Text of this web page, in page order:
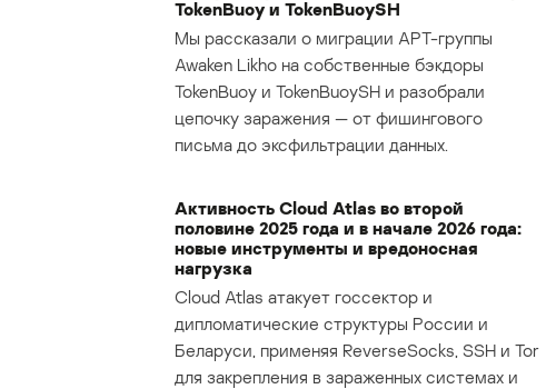
TokenBuoy и TokenBuoySH
Мы рассказали о миграции APT-группы
Awaken Likho на собственные бэкдоры
TokenBuoy и TokenBuoySH и разобрали
цепочку заражения — от фишингового
письма до эксфильтрации данных.
Активность Cloud Atlas во второй
половине 2025 года и в начале 2026 года:
новые инструменты и вредоносная
нагрузка
Cloud Atlas атакует госсектор и
дипломатические структуры России и
Беларуси, применяя ReverseSocks, SSH и Tor
для закрепления в зараженных системах и